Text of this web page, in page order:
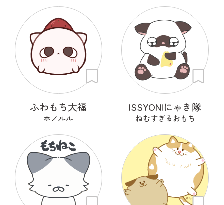
ふわもち大福
ホノルル
ISSYONIにゃき隊
ねむすぎるおもち